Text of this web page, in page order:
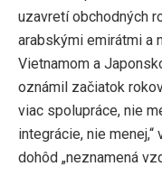
uzavretí obchodných
arabskými emirátmi a
Vietnamom a
oznámil začiatok
viac spolupráce, nie
integrácie, nie
dohôd „neznamená